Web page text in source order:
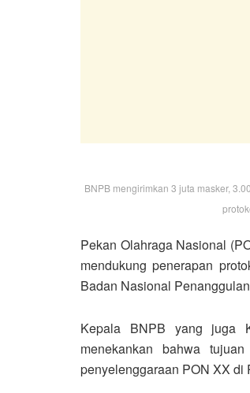
BNPB mengirimkan 3 juta masker,
Pekan Olahraga Nasional
mendukung penerapan
Badan Nasional
Kepala BNPB yang juga
menekankan bahwa
penyelenggaraan PON XX di